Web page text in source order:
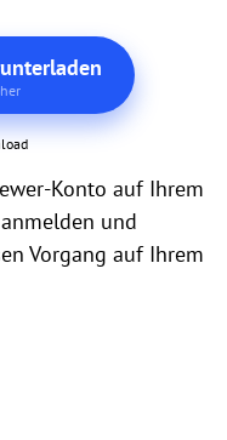
Konto auf Ihrem
und
Vorgang auf Ihrem